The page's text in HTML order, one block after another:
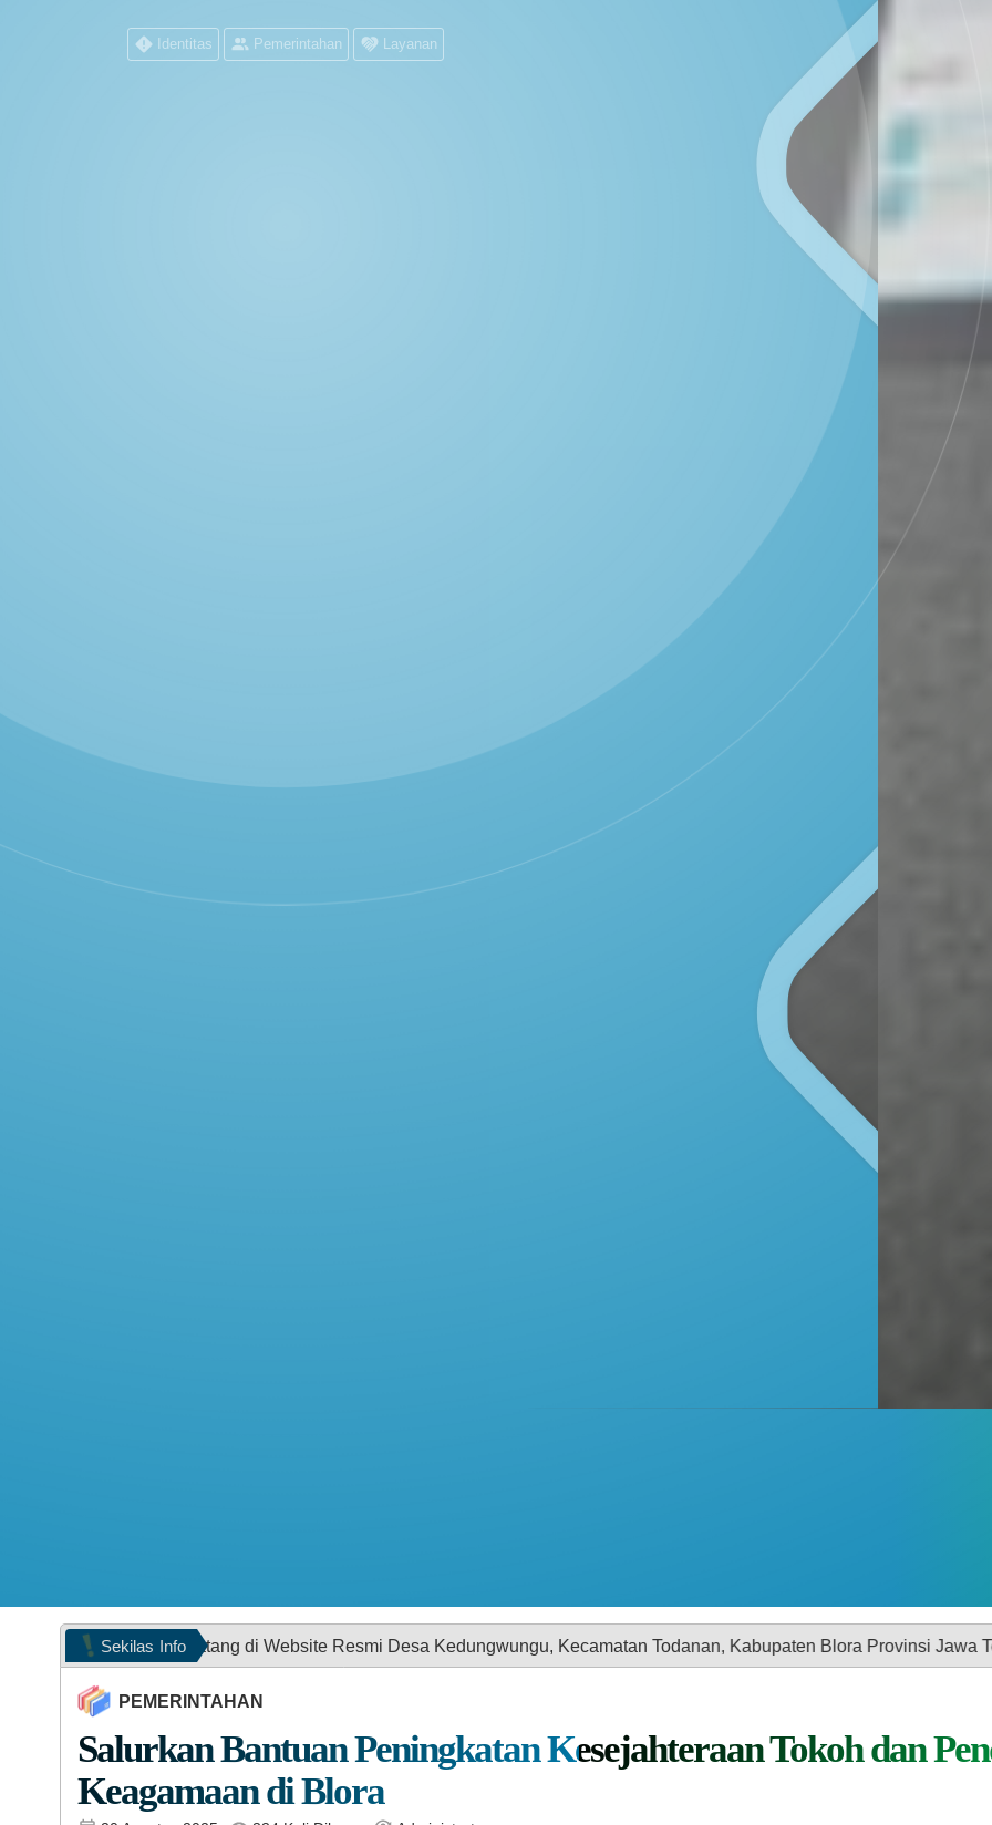
DESA KEDUNGWUNGU
Kecamatan Todanan, Kabupaten Blora
Identitas Pemerintahan Layanan
Sekilas Info
datang di Website Resmi Desa Kedungwungu, Kecamatan Todanan, Kabupaten Blora Provinsi Jawa Tengah
PEMERINTAHAN
Salurkan Bantuan Peningkatan Kesejahteraan Tokoh dan
Keagamaan di Blora